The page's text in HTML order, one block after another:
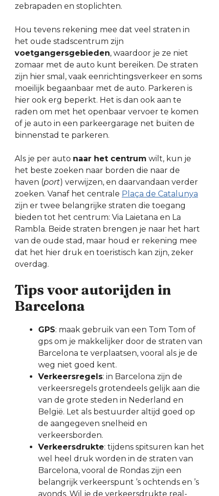
zebrapaden en stoplichten.
Hou tevens rekening mee dat veel straten in
het oude stadscentrum zijn
voetgangersgebieden, waardoor je ze niet
zomaar met de auto kunt bereiken. De straten
zijn hier smal, vaak eenrichtingsverkeer en soms
moeilijk begaanbaar met de auto. Parkeren is
hier ook erg beperkt. Het is dan ook aan te
raden om met het openbaar vervoer te komen
of je auto in een parkeergarage net buiten de
binnenstad te parkeren.
Als je per auto naar het centrum wilt, kun je
het beste zoeken naar borden die naar de
haven (port) verwijzen, en daarvandaan verder
zoeken. Vanaf het centrale Plaça de Catalunya
zijn er twee belangrijke straten die toegang
bieden tot het centrum: Via Laietana en La
Rambla. Beide straten brengen je naar het hart
van de oude stad, maar houd er rekening mee
dat het hier druk en toeristisch kan zijn, zeker
overdag.
Tips voor autorijden in
Barcelona
GPS: maak gebruik van een Tom Tom of
gps om je makkelijker door de straten van
Barcelona te verplaatsen, vooral als je de
weg niet goed kent.
Verkeersregels: in Barcelona zijn de
verkeersregels grotendeels gelijk aan die
van de grote steden in Nederland en
België. Let als bestuurder altijd goed op
de aangegeven snelheid en
verkeersborden.
Verkeersdrukte: tijdens spitsuren kan het
wel heel druk worden in de straten van
Barcelona, vooral de Rondas zijn een
belangrijk verkeerspunt ’s ochtends en ’s
avonds. Wil je de verkeersdrukte real-